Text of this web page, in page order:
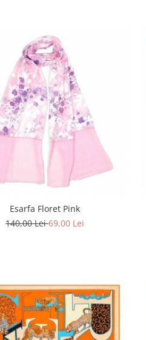
Esarfa Floret Pink
140,00 Lei69,00 Lei